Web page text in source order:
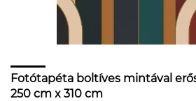
Fotótapéta boltíves mintával
250 cm x 310 cm